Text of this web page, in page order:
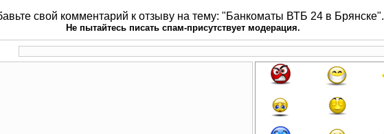
свой комментарий к отзыву на тему: "Банкоматы ВТБ 24 в Брянске".
Не пытайтесь писать спам-присутствует модерация.